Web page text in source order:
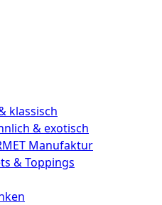
klassisch
& exotisch
Manufaktur
& Toppings